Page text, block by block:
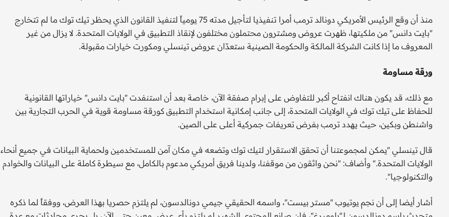
منذ أن وقع الرئيس الأمريكي دونالد ترمب أمرا تنفيذيا لتأجيل مدته 75 يومياً لتنفيذ القانون الذي يحظر تيك توك ما لم تتخارج
"بايت دانس" من ملكيتها، ظهرت عروض ومشترون محتملون مختلفون لإنقاذ التطبيق في الولايات المتحدة. لا يزال من غير
المعروف ما إذا كانت الشركة المالكة والحكومة الصينية ستعدّان عروض تينسلي ومكورت خيارات مقبولة.
ورقة مساومة
مع ذلك، قد يكون هناك انفتاح أكبر للتفاوض على إبرام صفقة الآن، خاصة بعد أن استنفدت "بايت دانس" خياراتها القانونية
للحفاظ على تيك توك في الولايات المتحدة، إلى جانب إمكانية استخدام التطبيق كورقة مساومة قوية في الحرب التجارية بين
واشنطن وبكين، حيث يهدد ترمب بفرض تعريفات جمركية أعلى على الصين.
قال تينسلي "يمكن لمجموعتنا أن تحقق الاستقرار لتيك توك وتضعه في مكان آمن للمستخدمين ولحماية البيانات في جميع أنحاء
الولايات المتحدة." وأضاف: "نحن واثقون من موقفنا، ولدينا فريق أمريكي مدعوم بالكامل، مع سيطرة كاملة على البيانات والخوادم
والتكنولوجيا".
أشار أيضا إلى أن نجم يوتيوب "مستر بيست"، واسمه الحقيقي جيمي دونالدسون، لم يلتزم حصريا بهذا العرض، ووفقاً لما ذكره